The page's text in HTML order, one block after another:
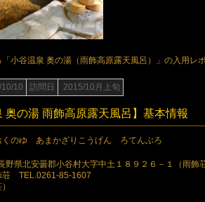
小谷温泉 奥の湯（雨飾高原露天風呂）」の入用レポ
10 訪問日 2015/10月上旬
奥の湯 雨飾高原露天風呂】基本情報
のゆ あまかざりこうげん ろてんぶろ
野県北安曇郡小谷村大字中土１８９２６－１（雨飾荘
荘 TEL.0261-85-1607